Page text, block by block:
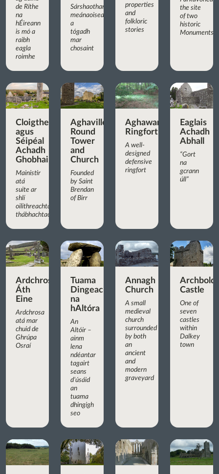
de Ríthe
na
hÉireann
is mó a
raibh
eagla
roimhe
Sárshaothar
meánaoiseach,
a
tógadh
mar
chosaint
properties
and
folkloric
stories
the site
of two
historic
Monuments
Cloigtheach
agus
Séipéal
Achadh
Ghobhair
Mainistir
atá
suite ar
shlí
oilithreachta
thábhachtach
Aghaviller
Round
Tower
and
Church
Founded
by Saint
Brendan
of Birr
Aghaward
Ringfort
A well-
designed
defensive
ringfort
Eaglais
Achadh
Abhall
“Gort
na
gcrann
úll”
Ardchrosa
Áth
Eine
Ardchrosa
atá mar
chuid de
Ghrúpa
Osraí
Tuama
Dingeach
na
hAltóra
An
Altóir –
ainm
lena
ndéantar
tagairt
seans
d’úsáid
an
tuama
dhingigh
seo
Annagh
Church
A small
medieval
church
surrounded
by both
an
ancient
and
modern
graveyard
Castle
One of
seven
castles
within
Dalkey
town